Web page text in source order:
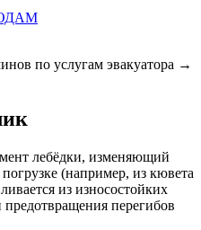
по услугам эвакуатора →
лебёдки, изменяющий
(например, из кювета
из износостойких
перегибов